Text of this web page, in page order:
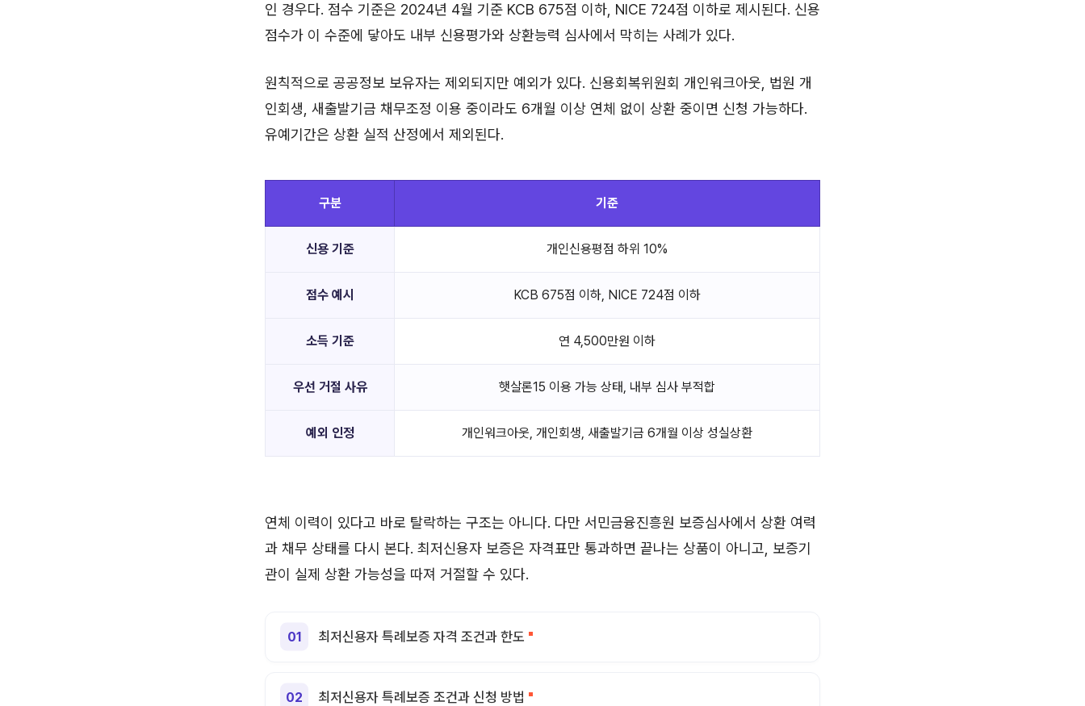
인 경우다. 점수 기준은 2024년 4월 기준 KCB 675점 이하, NICE 724점 이하로 제시된다. 신용
점수가 이 수준에 닿아도 내부 신용평가와 상환능력 심사에서 막히는 사례가 있다.
원칙적으로 공공정보 보유자는 제외되지만 예외가 있다. 신용회복위원회 개인워크아웃, 법원 개
인회생, 새출발기금 채무조정 이용 중이라도 6개월 이상 연체 없이 상환 중이면 신청 가능하다.
유예기간은 상환 실적 산정에서 제외된다.
구분 기준
신용 기준 개인신용평점 하위 10%
점수 예시 KCB 675점 이하, NICE 724점 이하
소득 기준 연 4,500만원 이하
우선 거절 사유 햇살론15 이용 가능 상태, 내부 심사 부적합
예외 인정 개인워크아웃, 개인회생, 새출발기금 6개월 이상 성실상환
연체 이력이 있다고 바로 탈락하는 구조는 아니다. 다만 서민금융진흥원 보증심사에서 상환 여력
과 채무 상태를 다시 본다. 최저신용자 보증은 자격표만 통과하면 끝나는 상품이 아니고, 보증기
관이 실제 상환 가능성을 따져 거절할 수 있다.
최저신용자 특례보증 자격 조건과 한도
최저신용자 특례보증 조건과 신청 방법